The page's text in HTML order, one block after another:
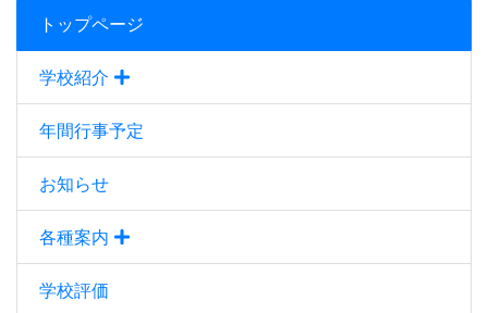
トップページ
学校紹介
年間行事予定
お知らせ
各種案内
学校評価